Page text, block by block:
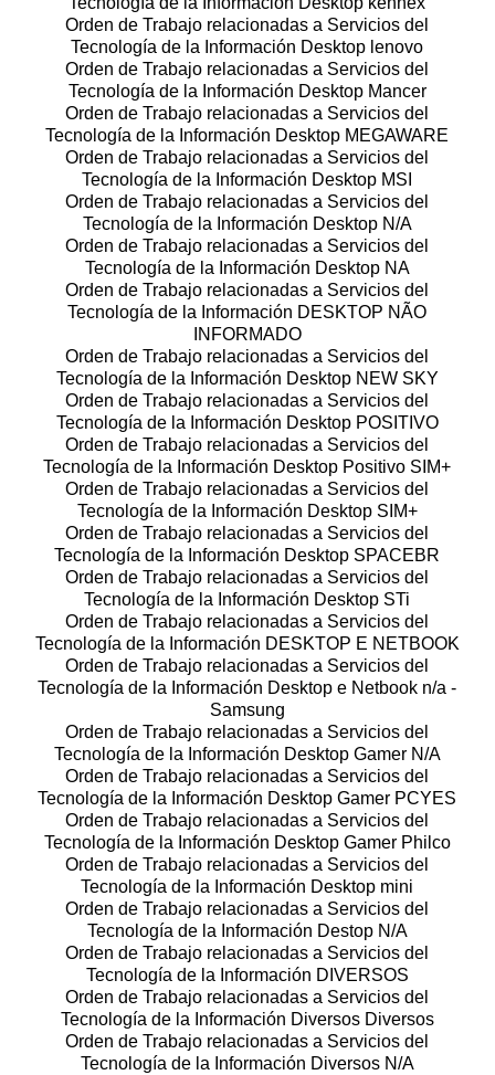
Orden de Trabajo relacionadas a Servicios del
Tecnología de la Información Desktop lenovo
Orden de Trabajo relacionadas a Servicios del
Tecnología de la Información Desktop Mancer
Orden de Trabajo relacionadas a Servicios del
Tecnología de la Información Desktop MEGAWARE
Orden de Trabajo relacionadas a Servicios del
Tecnología de la Información Desktop MSI
Orden de Trabajo relacionadas a Servicios del
Tecnología de la Información Desktop N/A
Orden de Trabajo relacionadas a Servicios del
Tecnología de la Información Desktop NA
Orden de Trabajo relacionadas a Servicios del
Tecnología de la Información DESKTOP NÃO
INFORMADO
Orden de Trabajo relacionadas a Servicios del
Tecnología de la Información Desktop NEW SKY
Orden de Trabajo relacionadas a Servicios del
Tecnología de la Información Desktop POSITIVO
Orden de Trabajo relacionadas a Servicios del
Tecnología de la Información Desktop Positivo SIM+
Orden de Trabajo relacionadas a Servicios del
Tecnología de la Información Desktop SIM+
Orden de Trabajo relacionadas a Servicios del
Tecnología de la Información Desktop SPACEBR
Orden de Trabajo relacionadas a Servicios del
Tecnología de la Información Desktop STi
Orden de Trabajo relacionadas a Servicios del
Tecnología de la Información DESKTOP E NETBOOK
Orden de Trabajo relacionadas a Servicios del
Tecnología de la Información Desktop e Netbook n/a -
Samsung
Orden de Trabajo relacionadas a Servicios del
Tecnología de la Información Desktop Gamer N/A
Orden de Trabajo relacionadas a Servicios del
Tecnología de la Información Desktop Gamer PCYES
Orden de Trabajo relacionadas a Servicios del
Tecnología de la Información Desktop Gamer Philco
Orden de Trabajo relacionadas a Servicios del
Tecnología de la Información Desktop mini
Orden de Trabajo relacionadas a Servicios del
Tecnología de la Información Destop N/A
Orden de Trabajo relacionadas a Servicios del
Tecnología de la Información DIVERSOS
Orden de Trabajo relacionadas a Servicios del
Tecnología de la Información Diversos Diversos
Orden de Trabajo relacionadas a Servicios del
Tecnología de la Información Diversos N/A